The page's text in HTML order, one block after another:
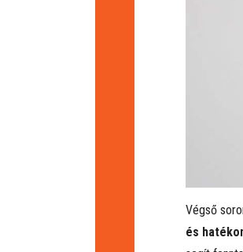
Végső
és